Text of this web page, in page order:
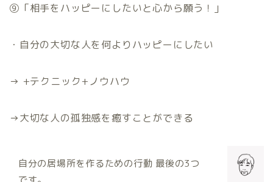
⑨「相手をハッピーにしたいと心から願う！」
・自分の大切な人を何よりハッピーにしたい
→ +テクニック+ノウハウ
→大切な人の孤独感を癒すことができる
自分の居場所を作るための行動 最後の3つ